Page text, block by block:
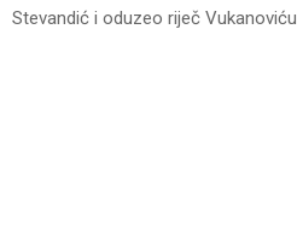
Stevandić i oduzeo riječ Vukanoviću.